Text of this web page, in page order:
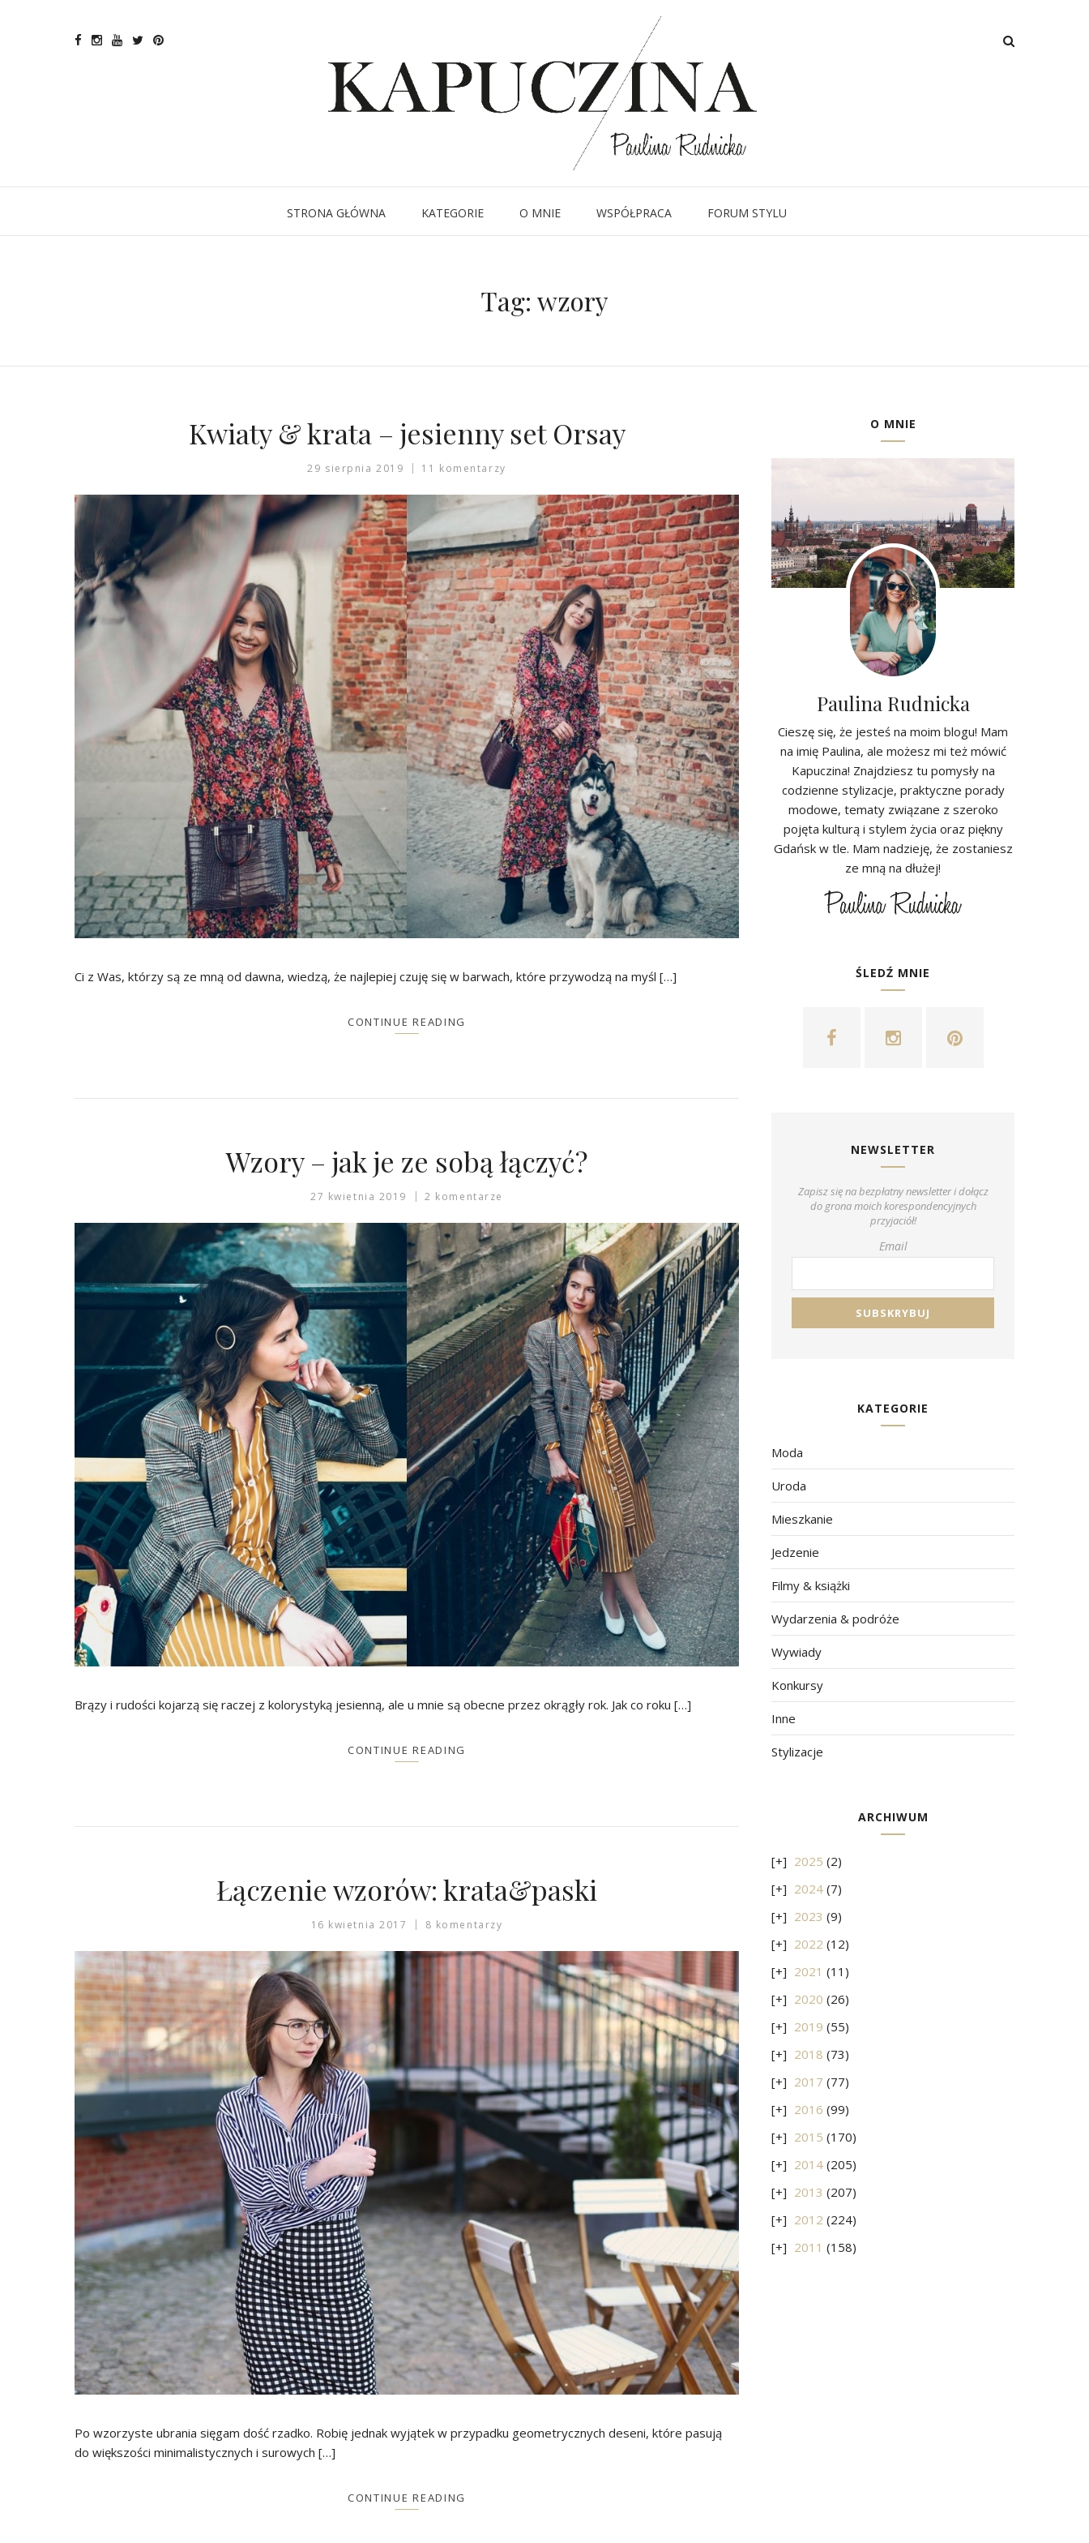
STRONA GŁÓWNA KATEGORIE O MNIE WSPÓŁPRACA FORUM STYLU
Tag: wzory
Kwiaty & krata – jesienny set Orsay
29 sierpnia 2019 11 komentarzy
Ci z Was, którzy są ze mną od dawna, wiedzą, że najlepiej czuję się w barwach, które przywodzą na myśl […]
CONTINUE READING
Wzory – jak je ze sobą łączyć?
27 kwietnia 2019 2 komentarze
Brązy i rudości kojarzą się raczej z kolorystyką jesienną, ale u mnie są obecne przez okrągły rok. Jak co roku […]
CONTINUE READING
Łączenie wzorów: krata&paski
16 kwietnia 2017 8 komentarzy
Po wzorzyste ubrania sięgam dość rzadko. Robię jednak wyjątek w przypadku geometrycznych deseni, które pasują
do większości minimalistycznych i surowych […]
CONTINUE READING
O MNIE
Paulina Rudnicka
Cieszę się, że jesteś na moim blogu! Mam
na imię Paulina, ale możesz mi też mówić
Kapuczina! Znajdziesz tu pomysły na
codzienne stylizacje, praktyczne porady
modowe, tematy związane z szeroko
pojęta kulturą i stylem życia oraz piękny
Gdańsk w tle. Mam nadzieję, że zostaniesz
ze mną na dłużej!
ŚLEDŹ MNIE
NEWSLETTER
Zapisz się na bezpłatny newsletter i dołącz
do grona moich korespondencyjnych
przyjaciół!
Email
KATEGORIE
Moda
Uroda
Mieszkanie
Jedzenie
Filmy & książki
Wydarzenia & podróże
Wywiady
Konkursy
Inne
Stylizacje
ARCHIWUM
2025 (2)
2024 (7)
2023 (9)
2022 (12)
2021 (11)
2020 (26)
2019 (55)
2018 (73)
2017 (77)
2016 (99)
2015 (170)
2014 (205)
2013 (207)
2012 (224)
2011 (158)